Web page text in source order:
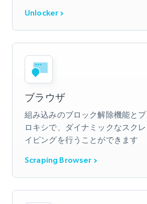
Unlocker
ブラウザ
組み込みのブロック解除機能とプ
ロキシで、ダイナミックなスクレ
イピングを行うことができます
Scraping Browser